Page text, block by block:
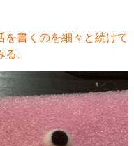
を書くのを細々と続けて
。